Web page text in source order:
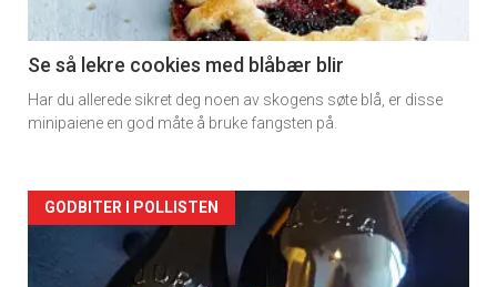
2
Se så lekre cookies med blåbær blir
Har du allerede sikret deg noen av skogens søte blå, er disse
minipaiene en god måte å bruke fangsten på.
Forsiden
akkurat
GODBITER I POLLISTEN